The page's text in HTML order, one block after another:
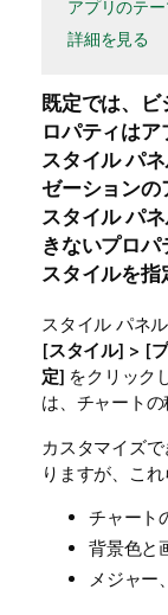
アプリのテ
詳細を見る
既定では、ビ
ロパティはア
スタイル パ
ゼーションの
スタイル パ
きないプロ
スタイルを指
スタイル パネ
[スタイル] > [
定] をクリック
は、チャートの
カスタマイズ
りますが、これ
チャート
背景色と
メジャー